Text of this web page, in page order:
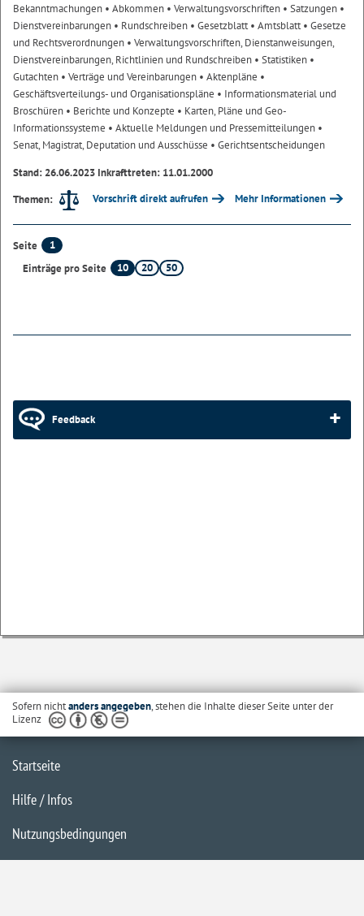
Bekanntmachungen • Abkommen • Verwaltungsvorschriften • Satzungen •
Dienstvereinbarungen • Rundschreiben • Gesetzblatt• Amtsblatt• Gesetze
und Rechtsverordnungen • Verwaltungsvorschriften, Dienstanweisungen,
Dienstvereinbarungen, Richtlinien und Rundschreiben • Statistiken •
Gutachten • Verträge und Vereinbarungen • Aktenpläne •
Geschäftsverteilungs- und Organisationspläne • Informationsmaterial und
Broschüren • Berichte und Konzepte • Karten, Pläne und Geo-
Informationssysteme • Aktuelle Meldungen und Pressemitteilungen •
Senat, Magistrat, Deputation und Ausschüsse • Gerichtsentscheidungen
Stand: 26.06.2023 Inkrafttreten: 11.01.2000
Themen:
Vorschrift direkt aufrufen Mehr Informationen
Seite
1
Einträge pro Seite
10 20 50
Feedback
Sofern nichtanders angegeben, stehen die Inhalte dieser Seite unter der
Lizenz
Startseite
Hilfe / Infos
Nutzungsbedingungen